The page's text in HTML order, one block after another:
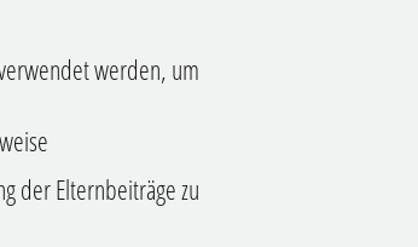
werden, um
der Elternbeiträge zu